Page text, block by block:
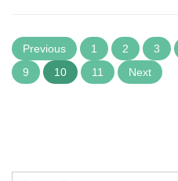
Previous 1 2 3
9
10 11 Next